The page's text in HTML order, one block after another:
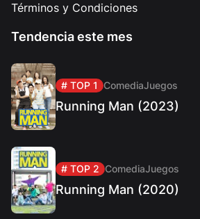
Términos y Condiciones
Tendencia este mes
# TOP 1 ComediaJuegos
Running Man (2023)
# TOP 2 ComediaJuegos
Running Man (2020)